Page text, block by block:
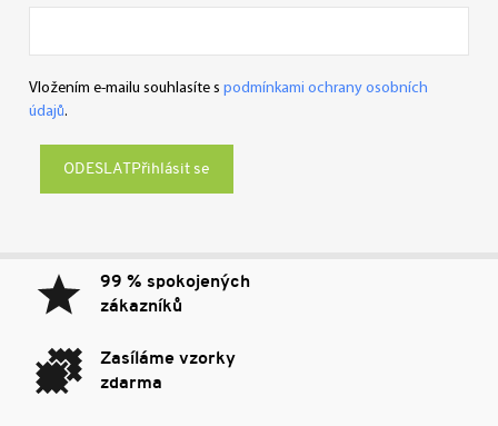
Vložením e-mailu souhlasíte s podmínkami ochrany osobních
údajů.
Přihlásit se
99 % spokojených
zákazníků
Zasíláme vzorky
zdarma